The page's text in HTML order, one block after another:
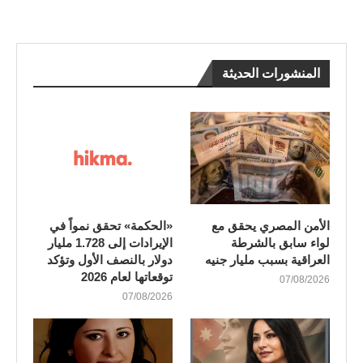
المنشورات الحديثة
الأمن المصري يحقق مع
لواء سابق بالشرطة
العراقية بسبب مليار جنيه
07/08/2026
«الحكمة» تحقق نمواً في
الإيرادات إلى 1.728 مليار
دولار بالنصف الأول وتؤكد
توقعاتها لعام 2026
07/08/2026